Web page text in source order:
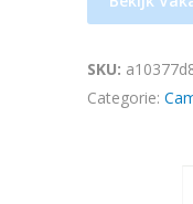
SKU:
Categorie: